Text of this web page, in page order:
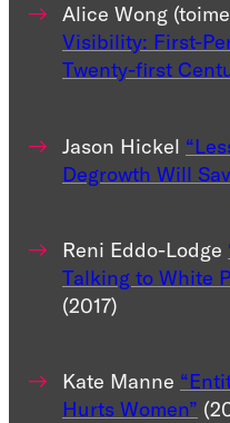
Alice Wong
Visibility: First-
Twenty-first
Jason Hickel
Degrowth Will
Reni Eddo-Lodge
Talking to White
(2017)
Kate Manne
Hurts Women”